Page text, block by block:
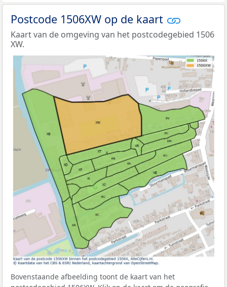
Postcode 1506XW op de kaart
Kaart van de omgeving van het postcodegebied 1506
XW.
Bovenstaande afbeelding toont de kaart van het